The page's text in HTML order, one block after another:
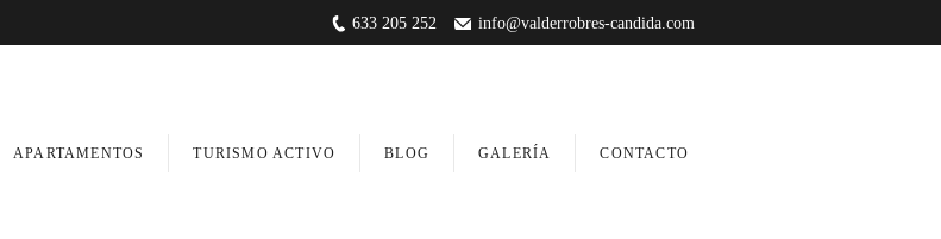
633 205 252 info@valderrobres-candida.com
APARTAMENTOS TURISMO ACTIVO BLOG GALERÍA CONTACTO